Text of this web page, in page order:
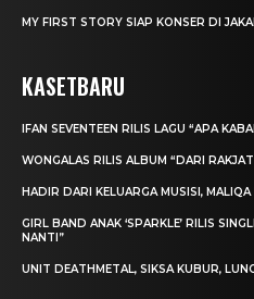
MY FIRST STORY SIAP KONSER DI
KASETBARU
IFAN SEVENTEEN RILIS LAGU “APA
WONGALAS RILIS ALBUM “DARI
HADIR DARI KELUARGA MUSISI,
GIRL BAND ANAK ‘SPARKLE’ RILIS
NANTI”
UNIT DEATHMETAL, SIKSA KUBUR,